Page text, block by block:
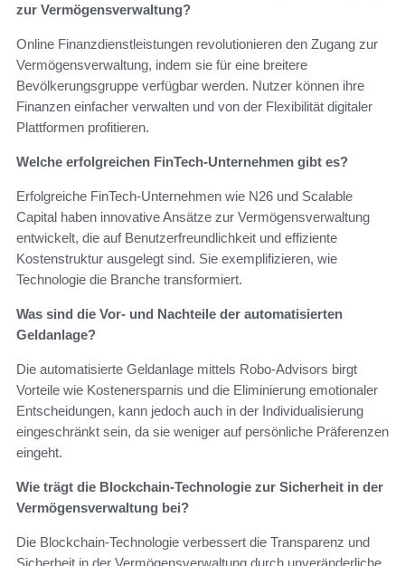
zur Vermögensverwaltung?
Online Finanzdienstleistungen revolutionieren den Zugang zur
Vermögensverwaltung, indem sie für eine breitere
Bevölkerungsgruppe verfügbar werden. Nutzer können ihre
Finanzen einfacher verwalten und von der Flexibilität digitaler
Plattformen profitieren.
Welche erfolgreichen FinTech-Unternehmen gibt es?
Erfolgreiche FinTech-Unternehmen wie N26 und Scalable
Capital haben innovative Ansätze zur Vermögensverwaltung
entwickelt, die auf Benutzerfreundlichkeit und effiziente
Kostenstruktur ausgelegt sind. Sie exemplifizieren, wie
Technologie die Branche transformiert.
Was sind die Vor- und Nachteile der automatisierten
Geldanlage?
Die automatisierte Geldanlage mittels Robo-Advisors birgt
Vorteile wie Kostenersparnis und die Eliminierung emotionaler
Entscheidungen, kann jedoch auch in der Individualisierung
eingeschränkt sein, da sie weniger auf persönliche Präferenzen
eingeht.
Wie trägt die Blockchain-Technologie zur Sicherheit in der
Vermögensverwaltung bei?
Die Blockchain-Technologie verbessert die Transparenz und